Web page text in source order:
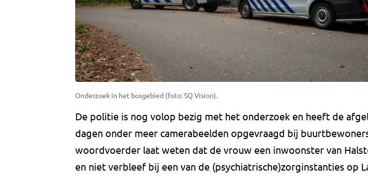
Onderzoek in het bosgebied (foto: SQ Vision).
De politie is nog volop bezig met het onderzoek en heeft de
dagen onder meer camerabeelden opgevraagd bij
woordvoerder laat weten dat de vrouw een inwoonster van
en niet verbleef bij een van de (psychiatrische)zorginstanties op